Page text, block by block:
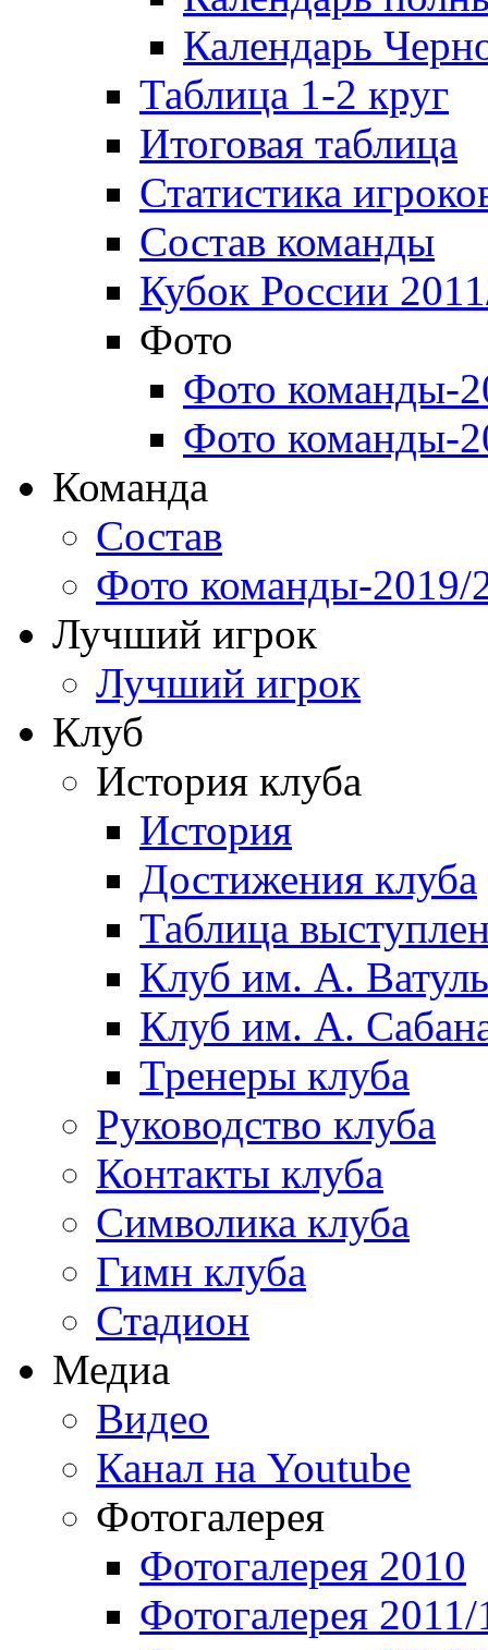
Календарь
Таблица 1-2 круг
Итоговая таблица
Статистика
Состав команды
Кубок России
Фото
Фото команды-
Фото команды-
Команда
Состав
Фото команды-2019/
Лучший игрок
Лучший игрок
Клуб
История клуба
История
Достижения клуба
Таблица
Клуб им. А.
Клуб им. А.
Тренеры клуба
Руководство клуба
Контакты клуба
Символика клуба
Гимн клуба
Стадион
Медиа
Видео
Канал на Youtube
Фотогалерея
Фотогалерея 2010
Фотогалерея 2011/